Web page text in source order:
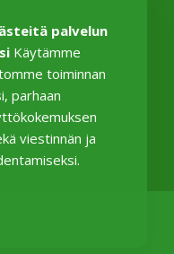
ry
palvelun
Käytämme
toiminnan
parhaan
viestinnän ja